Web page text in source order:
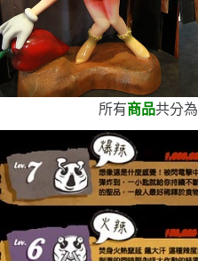
所有商品共分為